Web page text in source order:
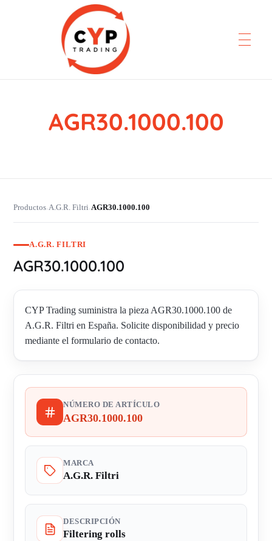
CYP Trading
Professionelle Ersatzteilbeschaffung
AGR30.1000.100
Productos›A.G.R. Filtri›AGR30.1000.100
A.G.R. FILTRI
AGR30.1000.100
CYP Trading suministra la pieza AGR30.1000.100 de
A.G.R. Filtri en España. Solicite disponibilidad y precio
mediante el formulario de contacto.
NÚMERO DE ARTÍCULO
AGR30.1000.100
MARCA
A.G.R. Filtri
DESCRIPCIÓN
Filtering rolls